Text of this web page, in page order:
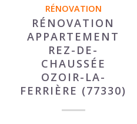
RÉNOVATION
RÉNOVATION
APPARTEMENT
REZ-DE-
CHAUSSÉE
OZOIR-LA-
FERRIÈRE (77330)